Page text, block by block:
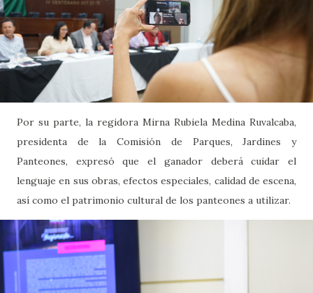
Por su parte, la regidora Mirna Rubiela Medina Ruvalcaba,
presidenta de la Comisión de Parques, Jardines y
Panteones, expresó que el ganador deberá cuidar el
lenguaje en sus obras, efectos especiales, calidad de escena,
así como el patrimonio cultural de los panteones a utilizar.